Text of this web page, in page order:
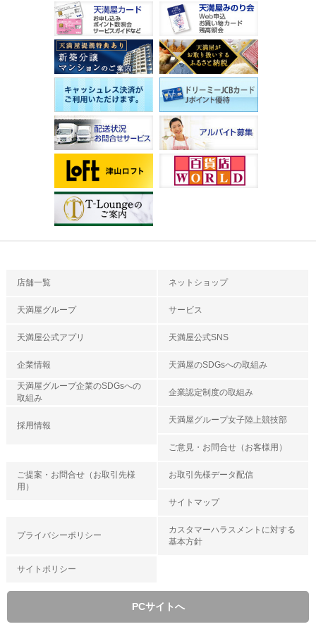
店舗一覧 ネットショップ
天満屋グループ サービス
天満屋公式アプリ 天満屋公式SNS
企業情報 天満屋のSDGsへの取組み
天満屋グループ企業のSDGsへの
取組み
企業認定制度の取組み
採用情報
天満屋グループ女子陸上競技部
ご意見・お問合せ（お客様用）
ご提案・お問合せ（お取引先様
用）
お取引先様データ配信
サイトマップ
プライバシーポリシー
カスタマーハラスメントに対する
基本方針
サイトポリシー
PCサイトへ